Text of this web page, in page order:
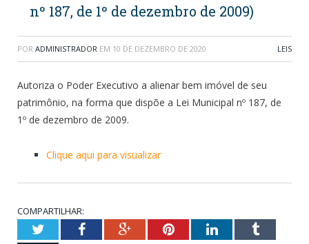
nº 187, de 1º de dezembro de 2009)
POR ADMINISTRADOR EM 10 DE DEZEMBRO DE 2020 LEIS
Autoriza o Poder Executivo a alienar bem imóvel de seu
patrimônio, na forma que dispõe a Lei Municipal nº 187, de
1º de dezembro de 2009.
Clique aqui para visualizar
COMPARTILHAR:
TwitterFacebookGoogle+PinterestLinkedInTumblr